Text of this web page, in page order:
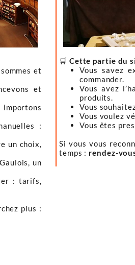
🛒 Cette partie du
Vous savez
commander.
Vous avez
produits.
Vous
Vous voulez
Vous êtes
Si vous vous
temps : rendez-
et
et
importons
:
un choix,
un
: tarifs,
plus :